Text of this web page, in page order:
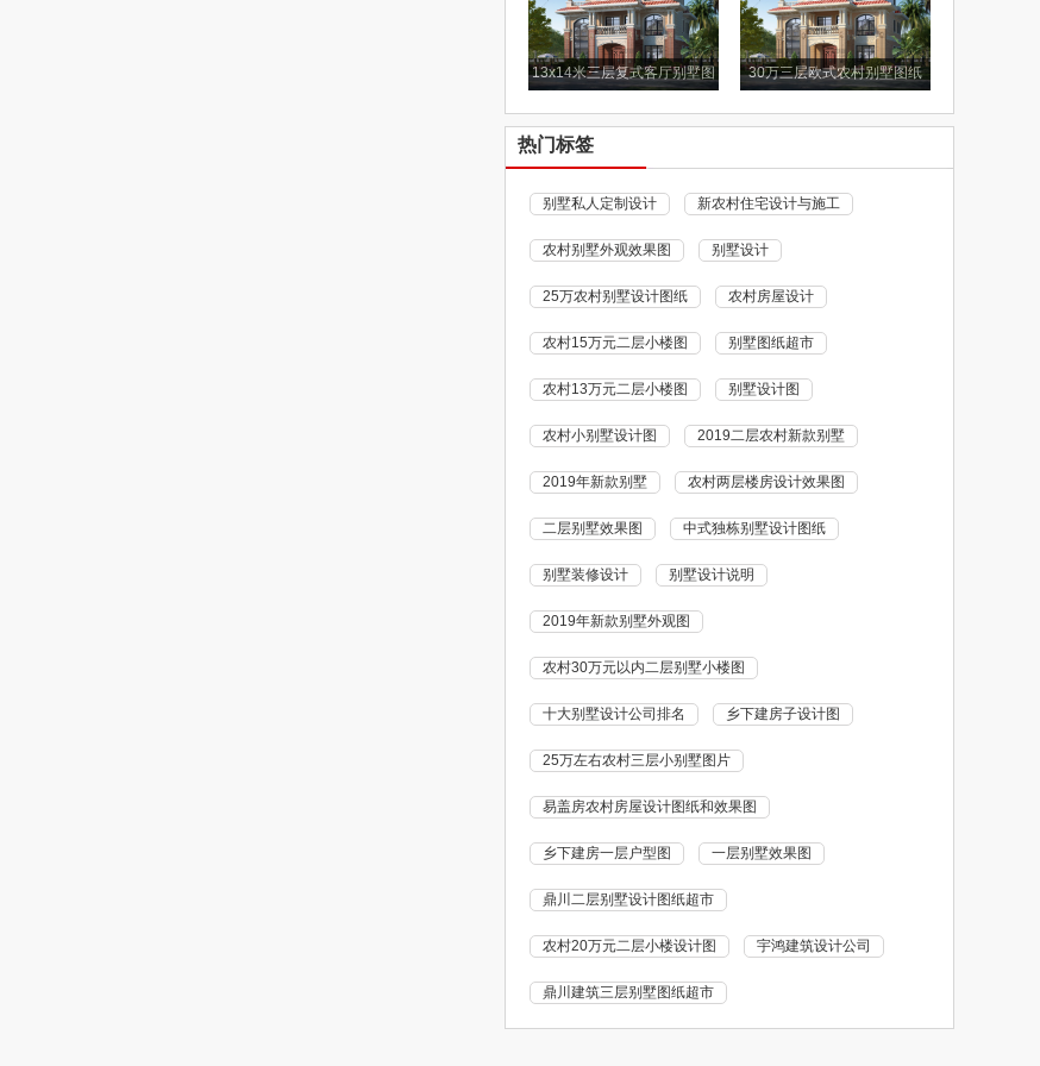
13x14米三层复式客厅别墅图
30万三层欧式农村别墅图纸
热门标签
别墅私人定制设计 新农村住宅设计与施工
农村别墅外观效果图 别墅设计
25万农村别墅设计图纸 农村房屋设计
农村15万元二层小楼图 别墅图纸超市
农村13万元二层小楼图 别墅设计图
农村小别墅设计图 2019二层农村新款别墅
2019年新款别墅 农村两层楼房设计效果图
二层别墅效果图 中式独栋别墅设计图纸
别墅装修设计 别墅设计说明
2019年新款别墅外观图
农村30万元以内二层别墅小楼图
十大别墅设计公司排名 乡下建房子设计图
25万左右农村三层小别墅图片
易盖房农村房屋设计图纸和效果图
乡下建房一层户型图 一层别墅效果图
鼎川二层别墅设计图纸超市
农村20万元二层小楼设计图 宇鸿建筑设计公司
鼎川建筑三层别墅图纸超市